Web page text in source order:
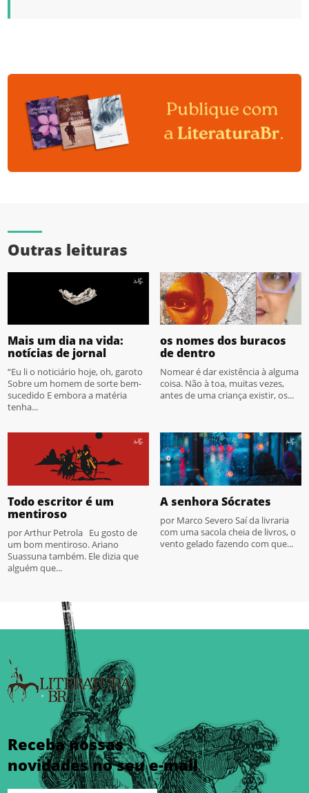
Outras leituras
Mais um dia na vida:
notícias de jornal
“Eu li o noticiário hoje, oh, garoto
Sobre um homem de sorte bem-
sucedido E embora a matéria
tenha...
os nomes dos buracos
de dentro
Nomear é dar existência à alguma
coisa. Não à toa, muitas vezes,
antes de uma criança existir, os...
Todo escritor é um
mentiroso
por Arthur Petrola Eu gosto de
um bom mentiroso. Ariano
Suassuna também. Ele dizia que
alguém que...
A senhora Sócrates
por Marco Severo Saí da livraria
com uma sacola cheia de livros, o
vento gelado fazendo com que...
Receba nossas
novidades no seu e-mail